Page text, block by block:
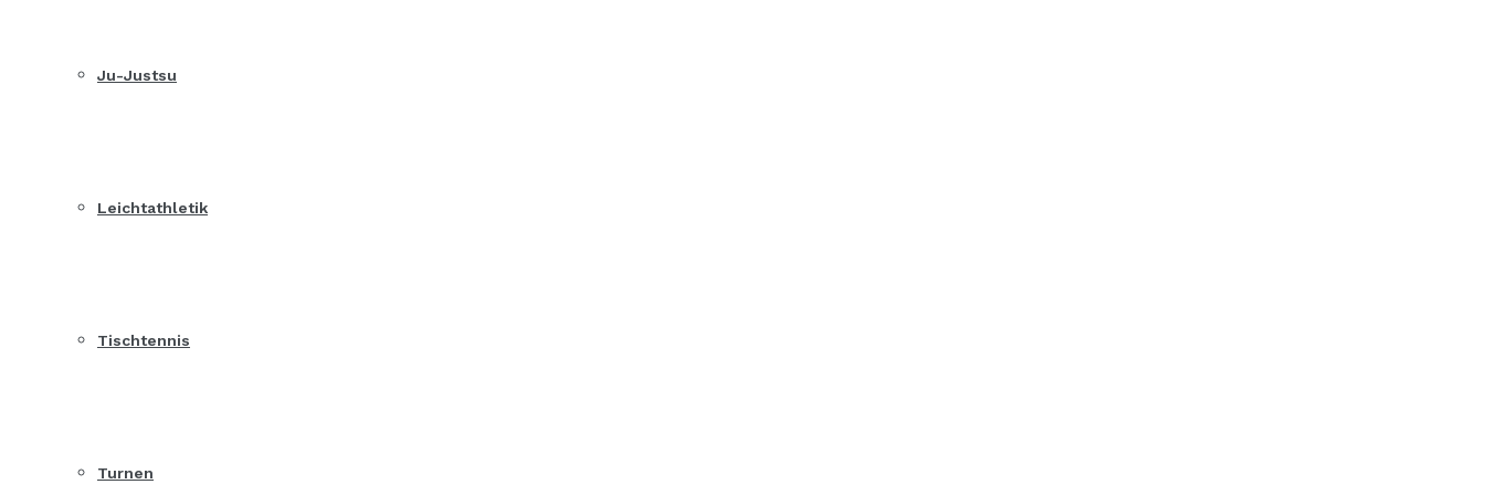
Ju-Justsu
Leichtathletik
Tischtennis
Turnen